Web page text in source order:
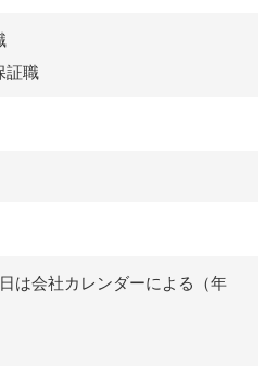
証職
は会社カレンダーによる（年